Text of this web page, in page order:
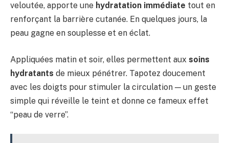
veloutée, apporte une hydratation immédiate tout en
renforçant la barrière cutanée. En quelques jours, la
peau gagne en souplesse et en éclat.
Appliquées matin et soir, elles permettent aux soins
hydratants de mieux pénétrer. Tapotez doucement
avec les doigts pour stimuler la circulation — un geste
simple qui réveille le teint et donne ce fameux effet
“peau de verre”.